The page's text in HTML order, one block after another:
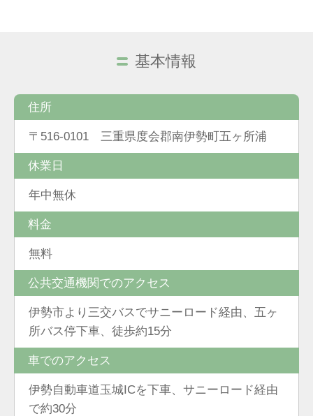
基本情報
住所
〒516-0101 三重県度会郡南伊勢町五ヶ所浦
休業日
年中無休
料金
無料
公共交通機関でのアクセス
伊勢市より三交バスでサニーロード経由、五ヶ
所バス停下車、徒歩約15分
車でのアクセス
伊勢自動車道玉城ICを下車、サニーロード経由
で約30分